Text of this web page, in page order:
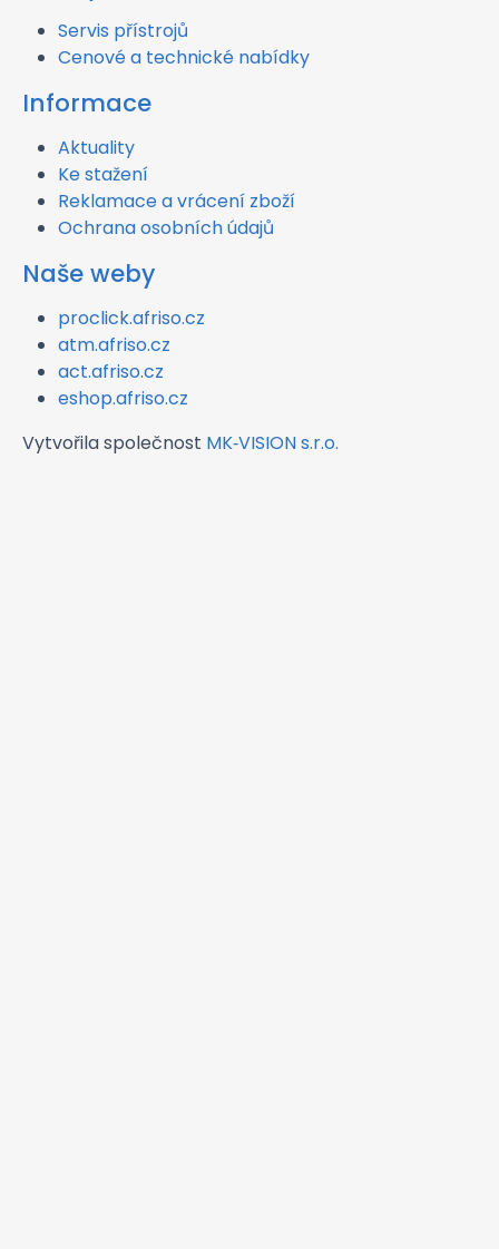
Servis přístrojů
Cenové a technické nabídky
Informace
Aktuality
Ke stažení
Reklamace a vrácení zboží
Ochrana osobních údajů
Naše weby
proclick.afriso.cz
atm.afriso.cz
act.afriso.cz
eshop.afriso.cz
Vytvořila společnost MK‑VISION s.r.o.